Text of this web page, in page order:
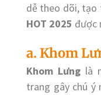
dễ theo dõi, tạo
HOT 2025 được
a. Khom
Khom Lưng là
trang gây chú ý